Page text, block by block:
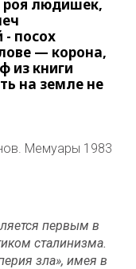
роя людишек,
- посох
— корона,
из книги
на земле не
Мемуары 1983
первым в
сталинизма.
зла», имея в